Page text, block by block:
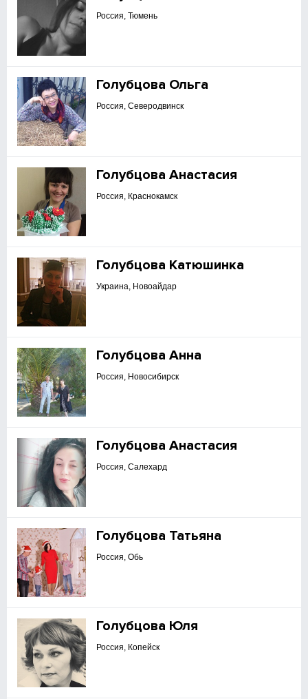
Россия, Тюмень
Голубцова Ольга
Россия, Северодвинск
Голубцова Анастасия
Россия, Краснокамск
Голубцова Катюшинка
Украина, Новоайдар
Голубцова Анна
Россия, Новосибирск
Голубцова Анастасия
Россия, Салехард
Голубцова Татьяна
Россия, Обь
Голубцова Юля
Россия, Копейск